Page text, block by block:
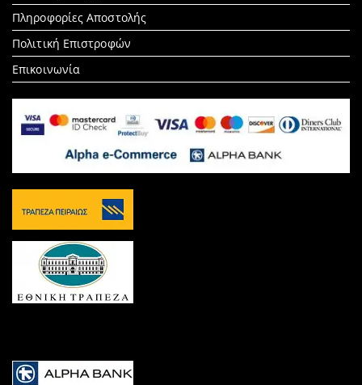
Πληροφορίες Αποστολής
Πολιτική Επιστροφών
Επικοινωνία